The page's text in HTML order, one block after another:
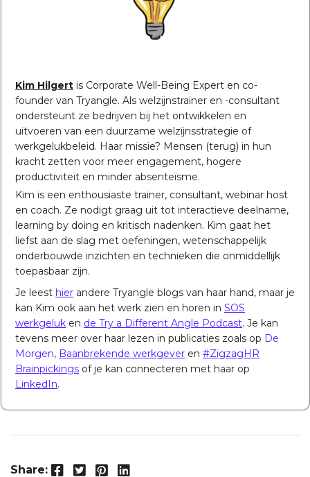
Kim Hilgert is Corporate Well-Being Expert en co-
founder van Tryangle. Als welzijnstrainer en -consultant
ondersteunt ze bedrijven bij het ontwikkelen en
uitvoeren van een duurzame welzijnsstrategie of
werkgelukbeleid. Haar missie? Mensen (terug) in hun
kracht zetten voor meer engagement, hogere
productiviteit en minder absenteïsme.
Kim is een enthousiaste trainer, consultant, webinar host
en coach. Ze nodigt graag uit tot interactieve deelname,
learning by doing en kritisch nadenken. Kim gaat het
liefst aan de slag met oefeningen, wetenschappelijk
onderbouwde inzichten en technieken die onmiddellijk
toepasbaar zijn.
Je leest hier andere Tryangle blogs van haar hand, maar je
kan Kim ook aan het werk zien en horen in SOS
werkgeluk en de Try a Different Angle Podcast. Je kan
tevens meer over haar lezen in publicaties zoals op De
Morgen, Baanbrekende werkgever en #ZigzagHR
Brainpickings of je kan connecteren met haar op
LinkedIn.
Share: Facebook
Twitter
Pinterest
LinkedIn